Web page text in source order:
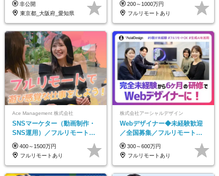
／東京・大阪・名古屋
非公開
東京都_大阪府_愛知県
ス
200～1000万円
フルリモートあり
Ace Management 株式会社
SNSマーケター（動画制作・
SNS運用）／フルリモートOK
／未経験歓迎【モットーは…
遊び感覚で仕事をする♪】
400～1500万円
フルリモートあり
株式会社アーシャルデザイン
Webデザイナー◆未経験歓迎
／全国募集／フルリモート／
最大6ヵ月の実践型研修／月給
25万円以上
300～600万円
フルリモートあり